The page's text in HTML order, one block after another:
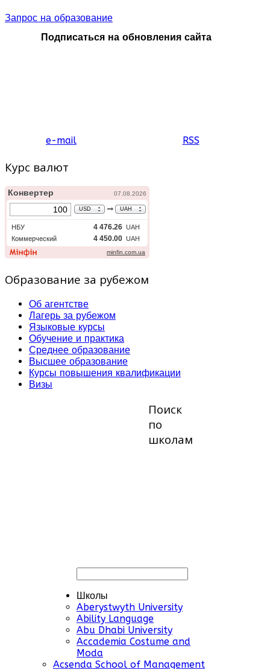
Запрос на образование
Подписаться на обновления сайта
e-mail RSS
Курс валют
Образование за рубежом
Об агентстве
Лагерь за рубежом
Языковые курсы
Обучение и практика
Среднее образование
Высшее образование
Курсы повышения квалификации
Визы
Поиск
по
школам
Школы
Aberystwyth University
Ability Language
Abu Dhabi University
Accademia Costume and
Moda
Acsenda School of Management